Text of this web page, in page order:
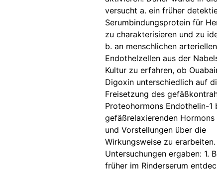
versucht a. ein früher
Serumbindungsprotein für
zu charakterisieren und zu
b. an menschlichen arteriellen
Endothelzellen aus der
Kultur zu erfahren, ob Ouabain
Digoxin unterschiedlich auf die
Freisetzung des
Proteohormons Endothelin-1
gefäßrelaxierenden Hormons
und Vorstellungen über die
Wirkungsweise zu erarbeiten.
Untersuchungen ergaben: 1.
früher im Rinderserum